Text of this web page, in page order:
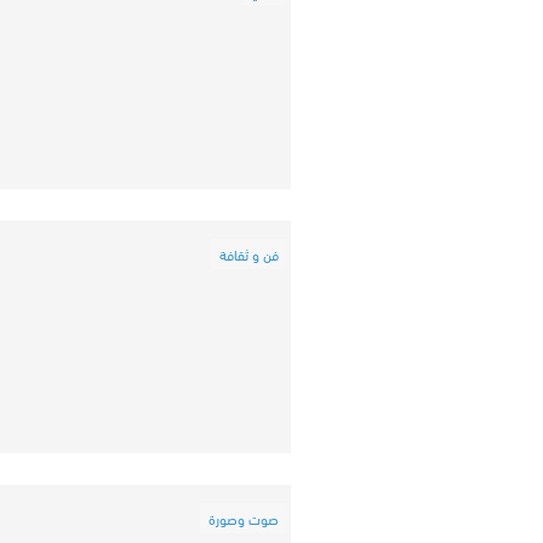
فن و ثقافة
صوت وصورة